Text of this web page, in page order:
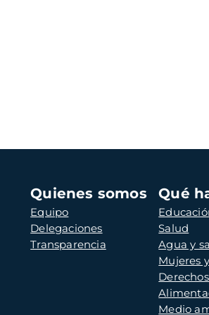
Navegación
principal
Quienes somos
Equipo
Delegaciones
Transparencia
Qué
Salud
Agua y
Mujeres
Medio